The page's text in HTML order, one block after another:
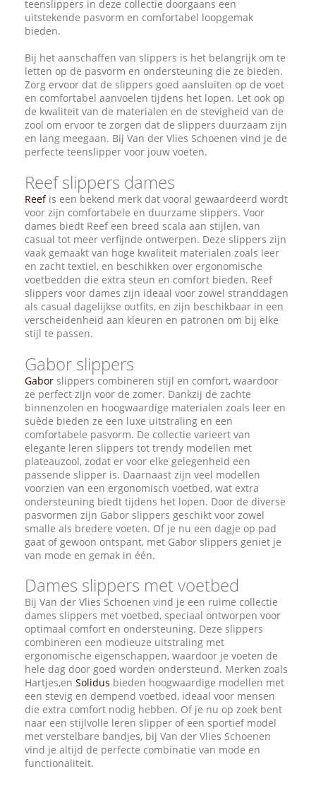
teenslippers in deze collectie doorgaans een
uitstekende pasvorm en comfortabel loopgemak
bieden.
Bij het aanschaffen van slippers is het belangrijk om te
letten op de pasvorm en ondersteuning die ze bieden.
Zorg ervoor dat de slippers goed aansluiten op de voet
en comfortabel aanvoelen tijdens het lopen. Let ook op
de kwaliteit van de materialen en de stevigheid van de
zool om ervoor te zorgen dat de slippers duurzaam zijn
en lang meegaan. Bij Van der Vlies Schoenen vind je de
perfecte teenslipper voor jouw voeten.
Reef slippers dames
Reef is een bekend merk dat vooral gewaardeerd wordt
voor zijn comfortabele en duurzame slippers. Voor
dames biedt Reef een breed scala aan stijlen, van
casual tot meer verfijnde ontwerpen. Deze slippers zijn
vaak gemaakt van hoge kwaliteit materialen zoals leer
en zacht textiel, en beschikken over ergonomische
voetbedden die extra steun en comfort bieden. Reef
slippers voor dames zijn ideaal voor zowel stranddagen
als casual dagelijkse outfits, en zijn beschikbaar in een
verscheidenheid aan kleuren en patronen om bij elke
stijl te passen.
Gabor slippers
Gabor slippers combineren stijl en comfort, waardoor
ze perfect zijn voor de zomer. Dankzij de zachte
binnenzolen en hoogwaardige materialen zoals leer en
suède bieden ze een luxe uitstraling en een
comfortabele pasvorm. De collectie varieert van
elegante leren slippers tot trendy modellen met
plateauzool, zodat er voor elke gelegenheid een
passende slipper is. Daarnaast zijn veel modellen
voorzien van een ergonomisch voetbed, wat extra
ondersteuning biedt tijdens het lopen. Door de diverse
pasvormen zijn Gabor slippers geschikt voor zowel
smalle als bredere voeten. Of je nu een dagje op pad
gaat of gewoon ontspant, met Gabor slippers geniet je
van mode en gemak in één.
Dames slippers met voetbed
Bij Van der Vlies Schoenen vind je een ruime collectie
dames slippers met voetbed, speciaal ontworpen voor
optimaal comfort en ondersteuning. Deze slippers
combineren een modieuze uitstraling met
ergonomische eigenschappen, waardoor je voeten de
hele dag door goed worden ondersteund. Merken zoals
Hartjes,en Solidus bieden hoogwaardige modellen met
een stevig en dempend voetbed, ideaal voor mensen
die extra comfort nodig hebben. Of je nu op zoek bent
naar een stijlvolle leren slipper of een sportief model
met verstelbare bandjes, bij Van der Vlies Schoenen
vind je altijd de perfecte combinatie van mode en
functionaliteit.